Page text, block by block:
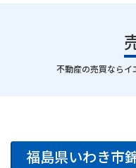
不動産の売買なら
福島県いわき市